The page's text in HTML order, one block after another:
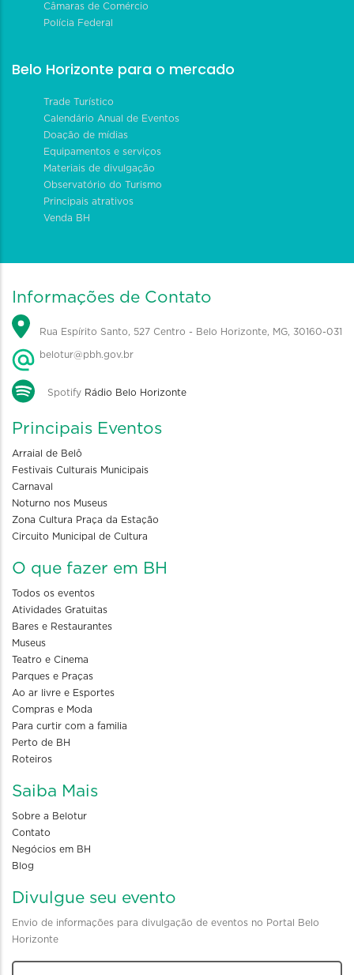
Câmaras de Comércio
Polícia Federal
Belo Horizonte para o mercado
Trade Turístico
Calendário Anual de Eventos
Doação de mídias
Equipamentos e serviços
Materiais de divulgação
Observatório do Turismo
Principais atrativos
Venda BH
Informações de Contato
Rua Espírito Santo, 527 Centro - Belo Horizonte, MG, 30160-031
belotur@pbh.gov.br
Spotify Rádio Belo Horizonte
Principais Eventos
Arraial de Belô
Festivais Culturais Municipais
Carnaval
Noturno nos Museus
Zona Cultura Praça da Estação
Circuito Municipal de Cultura
O que fazer em BH
Todos os eventos
Atividades Gratuitas
Bares e Restaurantes
Museus
Teatro e Cinema
Parques e Praças
Ao ar livre e Esportes
Compras e Moda
Para curtir com a familia
Perto de BH
Roteiros
Saiba Mais
Sobre a Belotur
Contato
Negócios em BH
Blog
Divulgue seu evento
Envio de informações para divulgação de eventos no Portal Belo
Horizonte